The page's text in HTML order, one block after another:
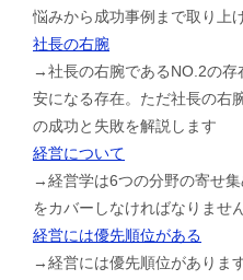
悩みから成功事例まで取り上
社長の右腕
→社長の右腕であるNO.2の存
安になる存在。ただ社長の右
の成功と失敗を解説します
経営について
→経営学は6つの分野の寄せ
をカバーしなければなりませ
経営には優先順位がある
→経営には優先順位がありま